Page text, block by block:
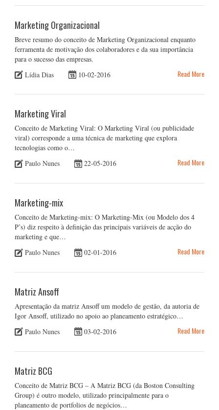
Marketing Organizacional
Breve resumo do conceito de Marketing Organizacional enquanto
ferramenta de motivação dos colaboradores e da sua importância
para o sucesso das empresas.
Lídia Dias
10-02-2016 Read More
Marketing Viral
Conceito de Marketing Viral: O Marketing Viral (ou publicidade
viral) corresponde a uma técnica de marketing que explora
tecnologias como o…
Paulo Nunes
22-05-2016 Read More
Marketing-mix
Conceito de Marketing-mix: O Marketing-Mix (ou Modelo dos 4
P’s) diz respeito à definição das principais variáveis de acção do
marketing e que…
Paulo Nunes
02-01-2016 Read More
Matriz Ansoff
Apresentação da matriz Ansoff um modelo de gestão, da autoria de
Igor Ansoff, utilizado no apoio ao planeamento estratégico…
Paulo Nunes
03-02-2016 Read More
Matriz BCG
Conceito de Matriz BCG – A Matriz BCG (da Boston Consulting
Group) é outro modelo, utilizado principalmente para o
planeamento de portfolios de negócios…